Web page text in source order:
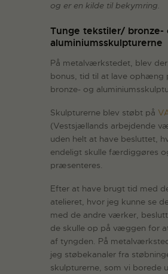
og er en kilde til bekymring.
Tunge tekstiler/ bronze-
aluminiumsskulpturerne
På metalværkstedet, blev
bonus, tid til at lave ophæng
bronze- og
Skulpturerne blev støbt på
(Vestsjællands arbejdende
uden helt at have besluttet,
endeligt skulle færdiggøres
præsenteres.
Efter at have brugt tid med
atelieret, hvor jeg kunne se
med de andre værker,
de skulle op på væggen for
af tyngden. På
jeg støbekanaler fra
skulpturerne, som vi borede